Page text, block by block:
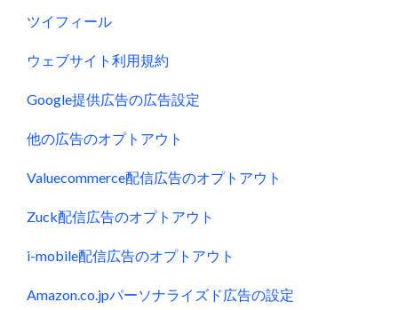
ツイフィール
ウェブサイト利用規約
Google提供広告の広告設定
他の広告のオプトアウト
Valuecommerce配信広告のオプトアウト
Zuck配信広告のオプトアウト
i-mobile配信広告のオプトアウト
Amazon.co.jpパーソナライズド広告の設定